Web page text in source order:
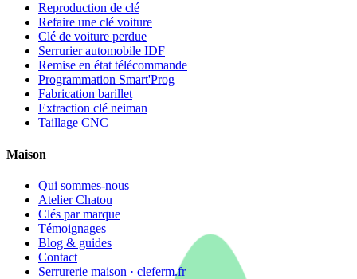
Reproduction de clé
Refaire une clé voiture
Clé de voiture perdue
Serrurier automobile IDF
Remise en état télécommande
Programmation Smart'Prog
Fabrication barillet
Extraction clé neiman
Taillage CNC
Maison
Qui sommes-nous
Atelier Chatou
Clés par marque
Témoignages
Blog & guides
Contact
Serrurerie maison · cleferm.fr